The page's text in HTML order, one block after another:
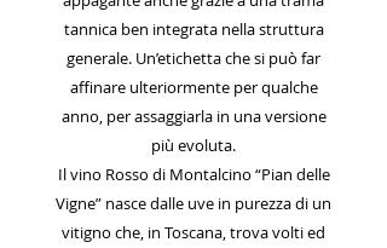
tannica ben integrata nella struttura
generale. Un’etichetta che si può far
affinare ulteriormente per qualche
anno, per assaggiarla in una versione
più evoluta.
Il vino Rosso di Montalcino “Pian delle
Vigne” nasce dalle uve in purezza di un
vitigno che, in Toscana, trova volti ed